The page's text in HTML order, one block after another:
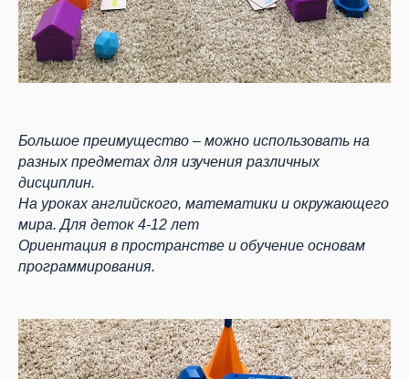
Большое преимущество – можно использовать на
разных предметах для изучения различных
дисциплин.
На уроках английского, математики и окружающего
мира. Для деток 4-12 лет
Ориентация в пространстве и обучение основам
программирования.